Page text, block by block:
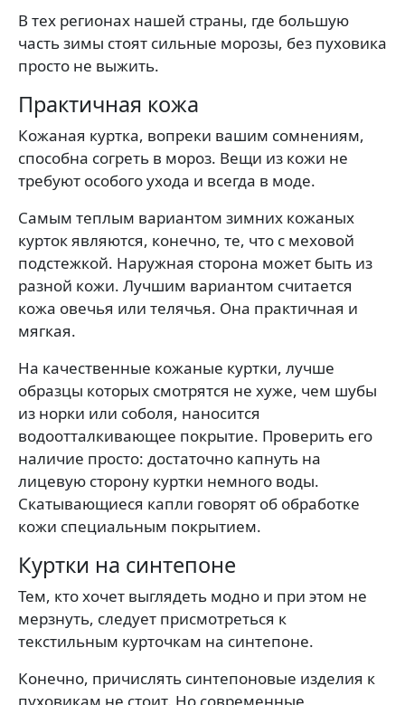
В тех регионах нашей страны, где большую
часть зимы стоят сильные морозы, без пуховика
просто не выжить.
Практичная кожа
Кожаная куртка, вопреки вашим сомнениям,
способна согреть в мороз. Вещи из кожи не
требуют особого ухода и всегда в моде.
Самым теплым вариантом зимних кожаных
курток являются, конечно, те, что с меховой
подстежкой. Наружная сторона может быть из
разной кожи. Лучшим вариантом считается
кожа овечья или телячья. Она практичная и
мягкая.
На качественные кожаные куртки, лучше
образцы которых смотрятся не хуже, чем шубы
из норки или соболя, наносится
водоотталкивающее покрытие. Проверить его
наличие просто: достаточно капнуть на
лицевую сторону куртки немного воды.
Скатывающиеся капли говорят об обработке
кожи специальным покрытием.
Куртки на синтепоне
Тем, кто хочет выглядеть модно и при этом не
мерзнуть, следует присмотреться к
текстильным курточкам на синтепоне.
Конечно, причислять синтепоновые изделия к
пуховикам не стоит. Но современные